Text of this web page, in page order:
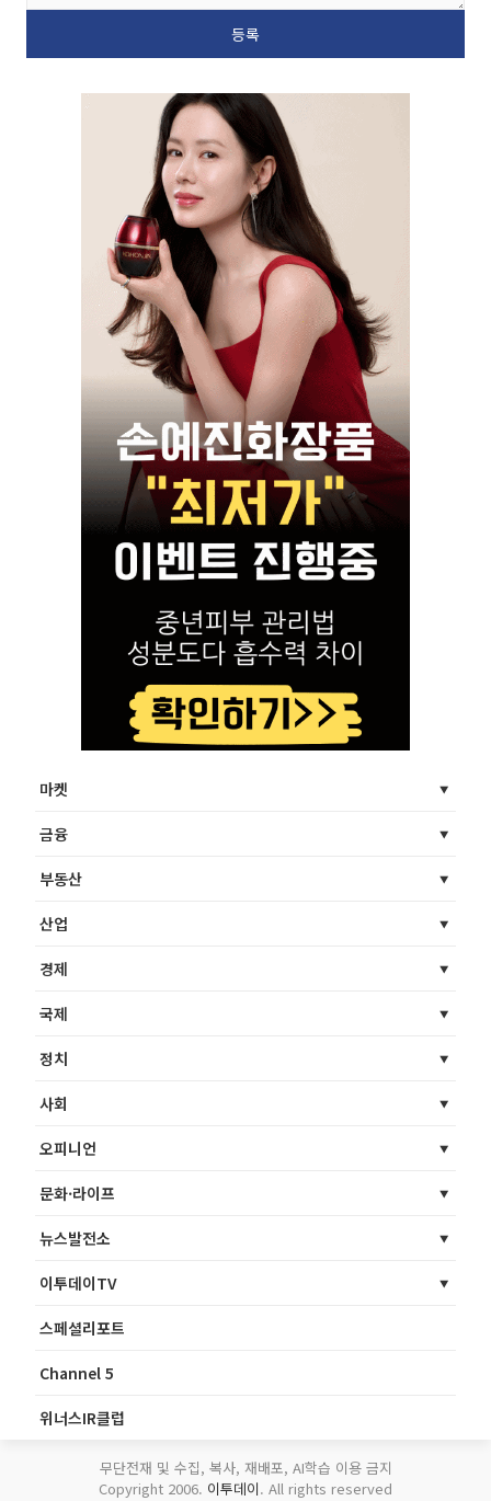
마켓
금융
부동산
산업
경제
국제
정치
사회
오피니언
문화·라이프
뉴스발전소
이투데이TV
스페셜리포트
Channel 5
위너스IR클럽
무단전재 및 수집, 복사, 재배포, AI학습 이용 금지
Copyright 2006. 이투데이. All rights reserved